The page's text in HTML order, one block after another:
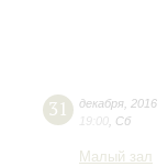
31 декабря 2016
19:00 Сб
Малый зал